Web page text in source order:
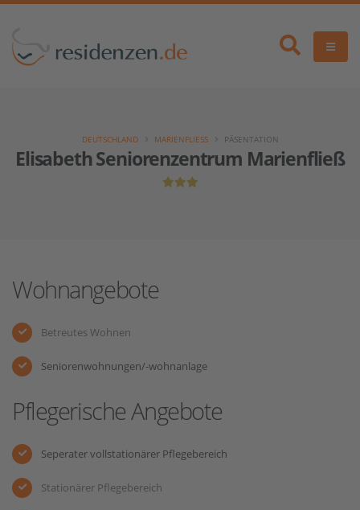
Elisabeth Seniorenzentrum Marienfließ
DEUTSCHLAND MARIENFLIESS PÄSENTATION
Wohnangebote
Betreutes Wohnen
Seniorenwohnungen/-wohnanlage
Pflegerische Angebote
Seperater vollstationärer Pflegebereich
Stationärer Pflegebereich